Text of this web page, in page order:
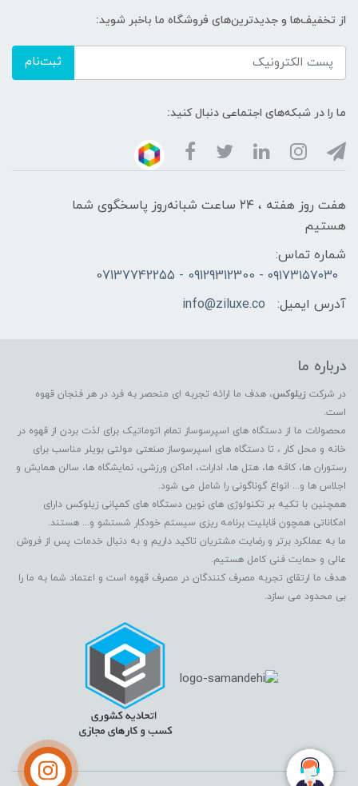
از تخفیف‌ها و جدیدترین‌های فروشگاه ما باخبر شوید:
ثبت‌نام
ما را در شبکه‌های اجتماعی دنبال کنید:
هفت روز هفته ، ۲۴ ساعت شبانه‌روز پاسخگوی شما
هستیم
شماره تماس:
۰۹۱۷۳۱۵۷۰۳۰ - 09129312300 - 07137742255
آدرس ایمیل:
info@ziluxe.co
درباره ما
در شرکت زیلوکس، هدف ما ارائه تجربه ای منحصر به فرد در هر فنجان قهوه
است.
محصولات ما از دستگاه های اسپرسوساز تمام اتوماتیک برای لذت بردن از قهوه در
خانه و محل کار ، تا دستگاه های اسپرسوساز صنعتی مولتی بویلر مناسب برای
رستوران ها، کافه ها، هتل ها، ادارات، اماکن ورزشی، نمایشگاه ها، سالن همایش و
اجلاس ها و... انواع گوناگونی را شامل می شود.
همچنین با تکیه بر تکنولوژی های نوین دستگاه های کمپانی زیلوکس دارای
امکاناتی همچون قابلیت برنامه ریزی سیستم خودکار شستشو و... هستند.
ما به عملکرد برتر و رضایت مشتریان تاکید داریم و به دنبال خدمات پس از فروش
عالی و حمایت فنی کامل هستیم.
هدف ما ارتقای تجربه مصرف کنندگان در مصرف قهوه است و اعتماد شما به ما را
بی محدود می سازد.